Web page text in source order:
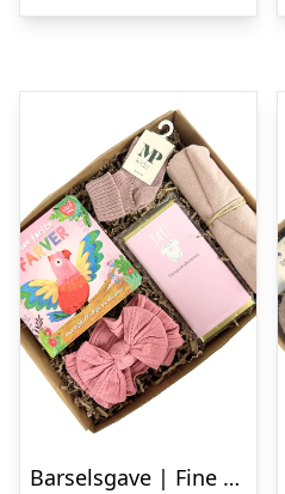
Barselsgave | Fine pige